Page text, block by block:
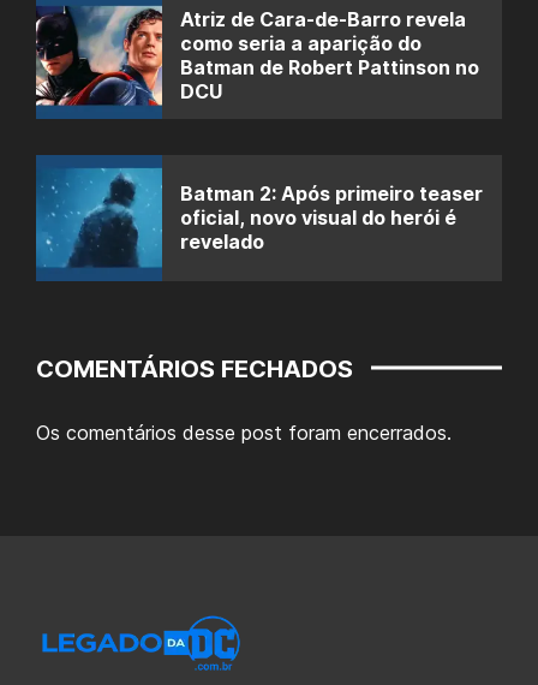
Atriz de Cara-de-Barro revela
como seria a aparição do
Batman de Robert Pattinson no
DCU
Batman 2: Após primeiro teaser
oficial, novo visual do herói é
revelado
COMENTÁRIOS FECHADOS
Os comentários desse post foram encerrados.